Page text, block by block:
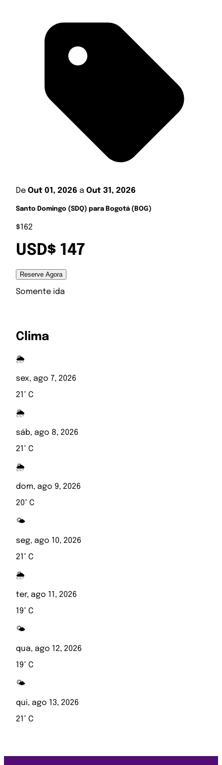
De Out 01, 2026 a Out 31, 2026
Santo Domingo (SDQ) para Bogotá (BOG)
$162
USD$ 147
Reserve Agora
Somente ida
Clima
🌦️
sex, ago 7, 2026
21° C
🌦️
sáb, ago 8, 2026
21° C
🌦️
dom, ago 9, 2026
20° C
🌤️
seg, ago 10, 2026
21° C
🌦️
ter, ago 11, 2026
19° C
🌤️
qua, ago 12, 2026
19° C
🌤️
qui, ago 13, 2026
21° C